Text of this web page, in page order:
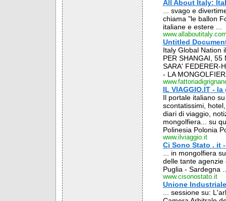
All About Italy:
... svago e
chiama "le ballon
italiane e estere ...
Untitled
Italy Global Nation
PER SHANGAI, 55
SARA' FEDERER-
- LA
IL VIAGGIO.IT -
Il portale italiano
scontatissimi,
diari di viaggio,
mongolfiera... su
Polinesia Polonia
www.ilviaggio.it
Ci Sono Stato . it
... in mongolfiera
delle tante
Puglia - Sardegna
www.cisonostato.it
Unione
... sessione su: